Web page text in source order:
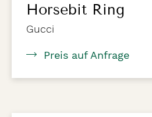
Horsebit Ring
Gucci
Preis auf Anfrage